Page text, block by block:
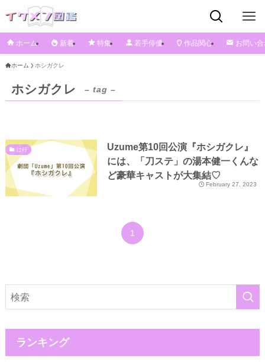
ホーム 新着 特集 若手俳優 作品関心 お問い
ホーム ホシガクレ
ホシガクレ – tag –
は行
Uzume第10回公演『ホシガクレ』
には、「刀ステ」の湯本健一くんな
ど豪華キャストが大集結♡
February 27, 2023
1
ランキング